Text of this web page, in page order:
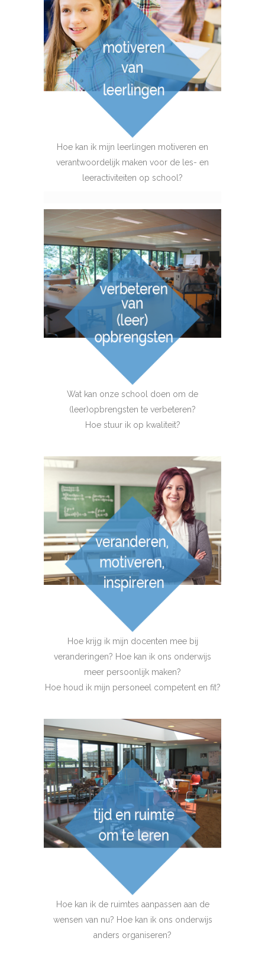
Hoe kan ik mijn leerlingen motiveren en
verantwoordelijk maken voor de les- en
leeractiviteiten op school?
Wat kan onze school doen om de
(leer)opbrengsten te verbeteren?
Hoe stuur ik op kwaliteit?
Hoe krijg ik mijn docenten mee bij
veranderingen? Hoe kan ik ons onderwijs
meer persoonlijk maken?
Hoe houd ik mijn personeel competent en fit?
Hoe kan ik de ruimtes aanpassen aan de
wensen van nu? Hoe kan ik ons onderwijs
anders organiseren?